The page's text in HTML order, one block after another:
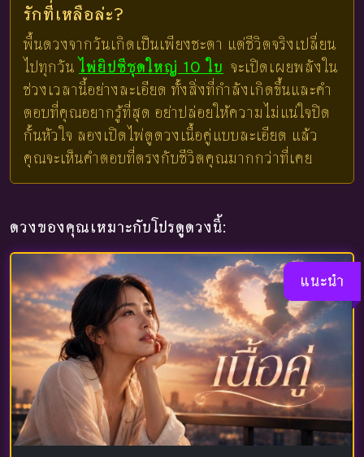
รักที่เหลือล่ะ?
พื้นดวงจากวันเกิดเป็นเพียงชะตา แต่ชีวิตจริงเปลี่ยน
ไปทุกวัน ไพ่ยิปซีชุดใหญ่ 10 ใบ จะเปิดเผยพลังใน
ช่วงเวลานี้อย่างละเอียด ทั้งสิ่งที่กำลังเกิดขึ้นและคำ
ตอบที่คุณอยากรู้ที่สุด อย่าปล่อยให้ความไม่แน่ใจปิด
กั้นหัวใจ ลองเปิดไพ่ดูดวงเนื้อคู่แบบละเอียด แล้ว
คุณจะเห็นคำตอบที่ตรงกับชีวิตคุณมากกว่าที่เคย
ดวงของคุณเหมาะกับโปรดูดวงนี้:
แนะนำ